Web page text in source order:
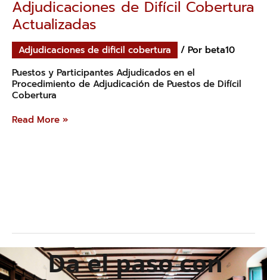
Adjudicaciones de Difícil Cobertura
Actualizadas
Adjudicaciones de dificil cobertura / Por beta10
Puestos y Participantes Adjudicados en el
Procedimiento de Adjudicación de Puestos de Difícil
Cobertura
Read More »
Da el paso con